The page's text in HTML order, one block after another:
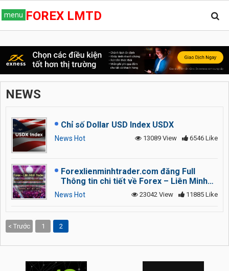
menu FOREX LMTD
NEWS
Chỉ số Dollar USD Index USDX
News Hot 6546 Like
13089 View
Forexlienminhtrader.com đăng Full
Thông tin chi tiết về Forex – Liên Minh
Trader theo giấy phép TradeBoxx
News Hot 11885 Like
23042 View
< Trước 1 2